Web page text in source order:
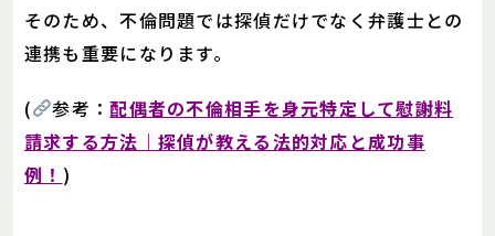
そのため、不倫問題では探偵だけでなく弁護士との
連携も重要になります。
( 参考：配偶者の不倫相手を身元特定して慰謝料
請求する方法｜探偵が教える法的対応と成功事
例！ )